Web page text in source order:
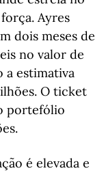
Ayres
dois meses de
no valor de
a estimativa
O ticket
portefólio
é elevada e